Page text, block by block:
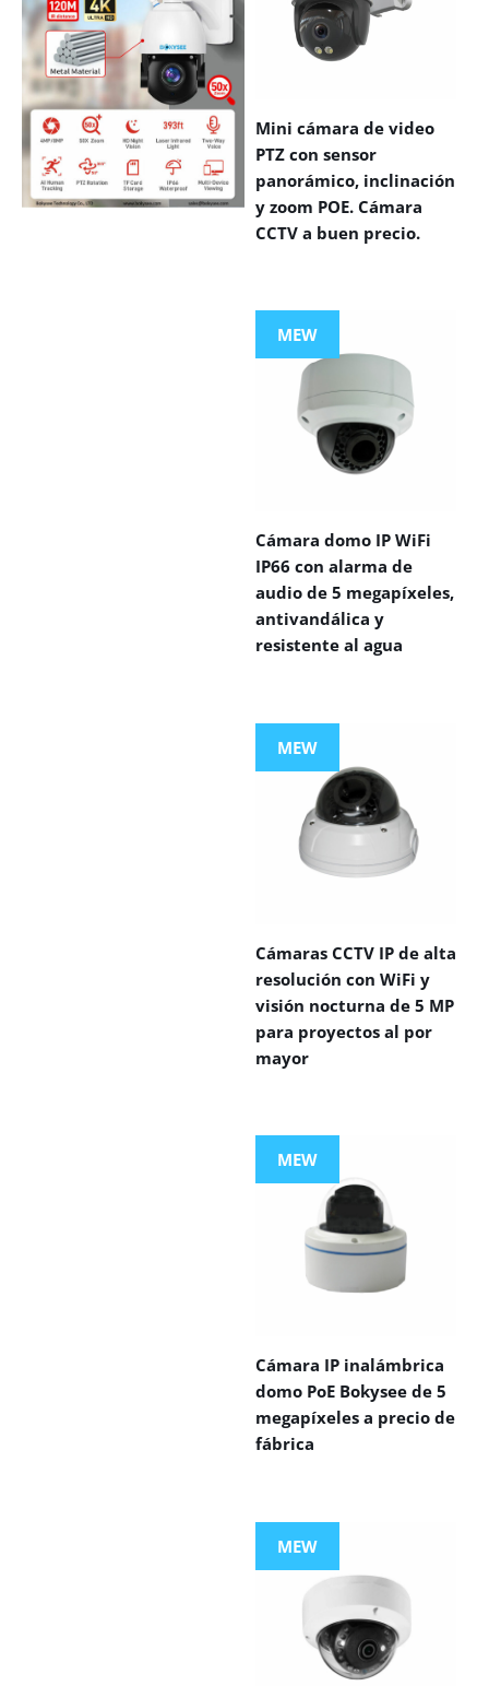
Mini cámara de video
PTZ con sensor
panorámico, inclinación
y zoom POE. Cámara
CCTV a buen precio.
MEW
Cámara domo IP WiFi
IP66 con alarma de
audio de 5 megapíxeles,
antivandálica y
resistente al agua
MEW
Cámaras CCTV IP de alta
resolución con WiFi y
visión nocturna de 5 MP
para proyectos al por
mayor
MEW
Cámara IP inalámbrica
domo PoE Bokysee de 5
megapíxeles a precio de
fábrica
MEW